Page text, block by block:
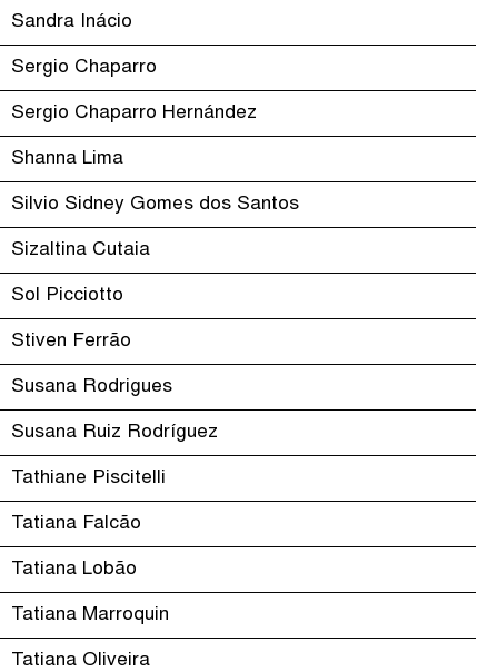
Sandra Inácio
Sergio Chaparro
Sergio Chaparro Hernández
Shanna Lima
Silvio Sidney Gomes dos Santos
Sizaltina Cutaia
Sol Picciotto
Stiven Ferrão
Susana Rodrigues
Susana Ruiz Rodríguez
Tathiane Piscitelli
Tatiana Falcão
Tatiana Lobão
Tatiana Marroquin
Tatiana Oliveira